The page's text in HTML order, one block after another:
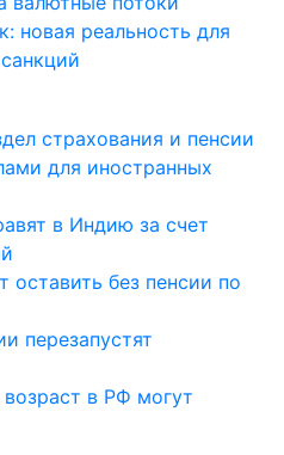
новая реальность для
для иностранных
в Индию за счет
без пенсии по
перезапустят
в РФ могут